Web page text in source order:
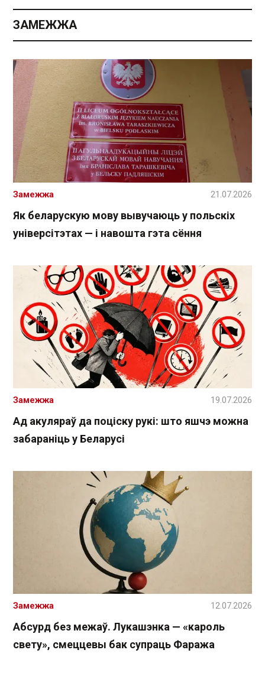
ЗАМЕЖЖА
Як беларускую мову вывучаюць у польскіх
універсітэтах — і навошта гэта сёння
Замежжа 21.07.2026
Ад акуляраў да поціску рукі: што яшчэ можна
забараніць у Беларусі
Замежжа 19.07.2026
Абсурд без межаў. Лукашэнка — «кароль
свету», смеццевы бак супраць Фаража
Замежжа 12.07.2026